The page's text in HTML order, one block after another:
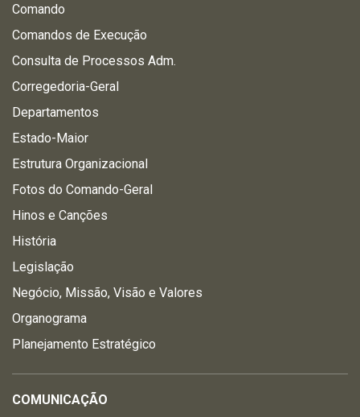
Comando
Comandos de Execução
Consulta de Processos Adm.
Corregedoria-Geral
Departamentos
Estado-Maior
Estrutura Organizacional
Fotos do Comando-Geral
Hinos e Canções
História
Legislação
Negócio, Missão, Visão e Valores
Organograma
Planejamento Estratégico
COMUNICAÇÃO